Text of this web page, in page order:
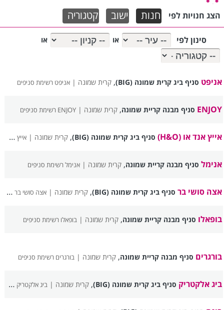
הצג חנויות לפי חנות ישוב קטגוריה
סינון לפי או או
אניפט סניף ביג קרית שמונה (BIG) ,קרית שמונה |אניפט רשימת סניפים
ENJOY סניף מבנה קריית שמונה,קרית שמונה |ENJOY רשימת סניפים
אייץ אנד או (H&O) סניף ביג קרית שמונה (BIG) ,קרית שמונה |אייץ אנד או (H&O) רשימת סניפים
אנימל סניף מבנה קריית שמונה,קרית שמונה |אנימל רשימת סניפים
אצה סושי בר סניף ביג קרית שמונה (BIG) ,קרית שמונה |אצה סושי בר רשימת סניפים
בופאלו סניף מבנה קריית שמונה,קרית שמונה |בופאלו רשימת סניפים
בורגרים סניף מבנה קריית שמונה,קרית שמונה |בורגרים רשימת סניפים
ביג אלקטריק סניף ביג קרית שמונה (BIG) ,קרית שמונה |ביג אלקטריק רשימת סניפים